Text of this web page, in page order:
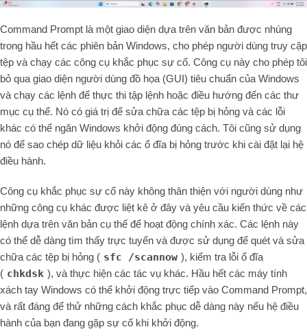
Command Prompt là một giao diện dựa trên văn bản được nhúng
trong hầu hết các phiên bản Windows, cho phép người dùng truy cập
tệp và chạy các công cụ khắc phục sự cố. Công cụ này cho phép tôi
bỏ qua giao diện người dùng đồ họa (GUI) tiêu chuẩn của Windows
và chạy các lệnh để thực thi tập lệnh hoặc điều hướng đến các thư
mục cụ thể. Nó có giá trị để sửa chữa các tệp bị hỏng và các lỗi
khác có thể ngăn Windows khởi động đúng cách. Tôi cũng sử dụng
nó để sao chép dữ liệu khỏi các ổ đĩa bị hỏng trước khi cài đặt lại hệ
điều hành.
Công cụ khắc phục sự cố này không thân thiện với người dùng như
những công cụ khác được liệt kê ở đây và yêu cầu kiến thức về các
lệnh dựa trên văn bản cụ thể để hoạt động chính xác. Các lệnh này
có thể dễ dàng tìm thấy trực tuyến và được sử dụng để quét và sửa
chữa các tệp bị hỏng ( sfc /scannow ), kiểm tra lỗi ổ đĩa
( chkdsk ), và thực hiện các tác vụ khác. Hầu hết các máy tính
xách tay Windows có thể khởi động trực tiếp vào Command Prompt,
và rất đáng để thử những cách khắc phục dễ dàng này nếu hệ điều
hành của bạn đang gặp sự cố khi khởi động.